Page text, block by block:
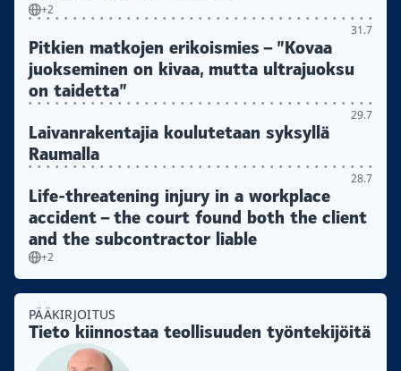
+2
31.7
Pitkien matkojen erikoismies – ”Kovaa
juokseminen on kivaa, mutta ultrajuoksu
on taidetta”
29.7
Laivanrakentajia koulutetaan syksyllä
Raumalla
28.7
Life-threatening injury in a workplace
accident – the court found both the client
and the subcontractor liable
+2
PÄÄKIRJOITUS
Tieto kiinnostaa teollisuuden työntekijöitä